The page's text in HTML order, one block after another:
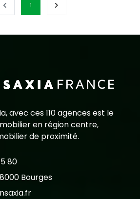
1
avec ces 110 agences est le
en région centre,
de proximité.
80
Bourges